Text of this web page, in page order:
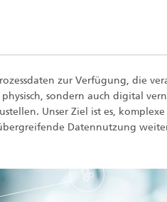
zur Verfügung, die
sondern auch digital
Unser Ziel ist es,
Datennutzung